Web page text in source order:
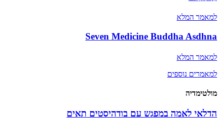
למאמר המלא
Seven Medicine Buddha Asdhna
למאמר המלא
למאמרים נוספים
מולטימדיה
הדלאי לאמה במפגש עם בודהיסטים תאים